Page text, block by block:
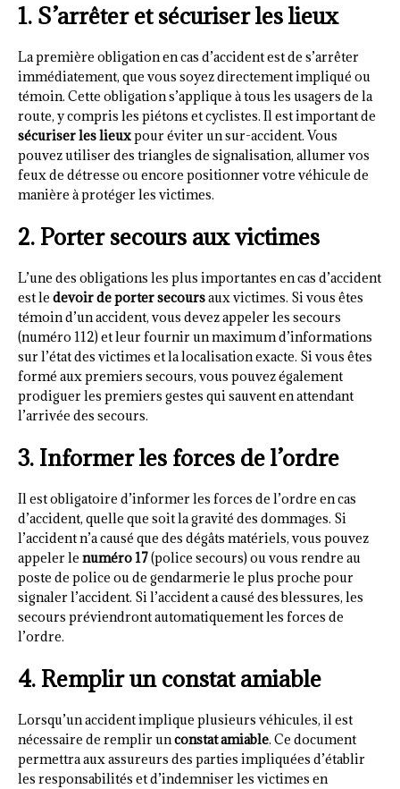
1. S’arrêter et sécuriser les lieux
La première obligation en cas d’accident est de s’arrêter
immédiatement, que vous soyez directement impliqué ou
témoin. Cette obligation s’applique à tous les usagers de la
route, y compris les piétons et cyclistes. Il est important de
sécuriser les lieuxpour éviter un sur-accident. Vous
pouvez utiliser des triangles de signalisation, allumer vos
feux de détresse ou encore positionner votre véhicule de
manière à protéger les victimes.
2. Porter secours aux victimes
L’une des obligations les plus importantes en cas d’accident
est le devoir de porter secoursaux victimes. Si vous êtes
témoin d’un accident, vous devez appeler les secours
(numéro 112) et leur fournir un maximum d’informations
sur l’état des victimes et la localisation exacte. Si vous êtes
formé aux premiers secours, vous pouvez également
prodiguer les premiers gestes qui sauvent en attendant
l’arrivée des secours.
3. Informer les forces de l’ordre
Il est obligatoire d’informer les forces de l’ordre en cas
d’accident, quelle que soit la gravité des dommages. Si
l’accident n’a causé que des dégâts matériels, vous pouvez
appeler le numéro 17(police secours) ou vous rendre au
poste de police ou de gendarmerie le plus proche pour
signaler l’accident. Si l’accident a causé des blessures, les
secours préviendront automatiquement les forces de
l’ordre.
4. Remplir un constat amiable
Lorsqu’un accident implique plusieurs véhicules, il est
nécessaire de remplir unconstat amiable. Ce document
permettra aux assureurs des parties impliquées d’établir
les responsabilités et d’indemniser les victimes en